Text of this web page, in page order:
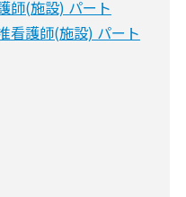
師(施設) パート
看護師(施設) パート